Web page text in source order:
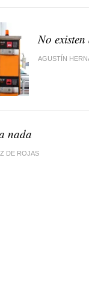
No
AGUSTÍN
nada
DE ROJAS